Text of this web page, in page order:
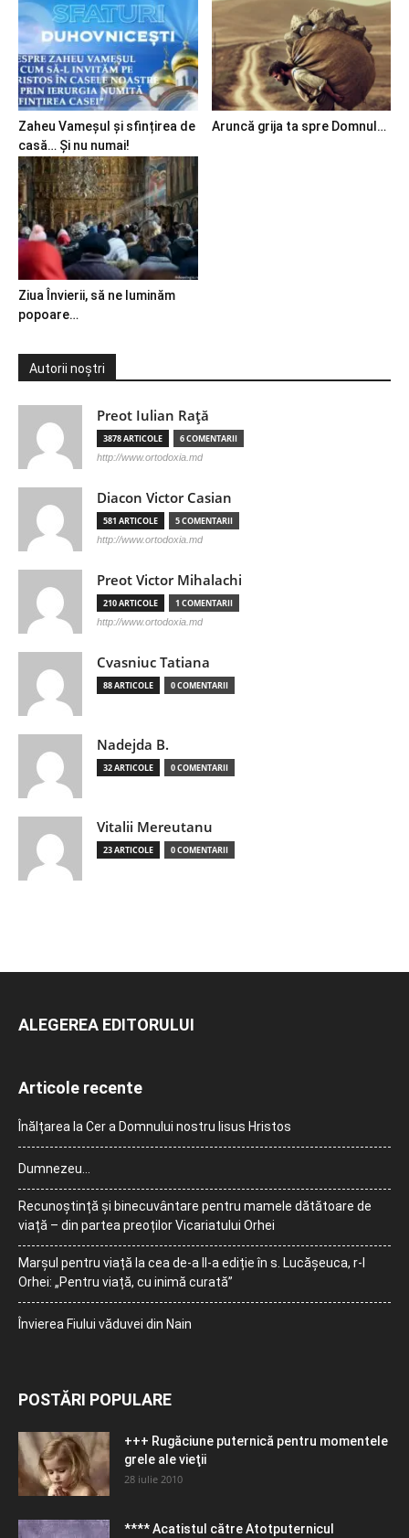
Zaheu Vameșul și sfințirea de
casă… Și nu numai!
Aruncă grija ta spre Domnul…
Ziua Învierii, să ne luminăm
popoare…
Autorii noștri
Preot Iulian Raţă
3878 ARTICOLE 6 COMENTARII
http://www.ortodoxia.md
Diacon Victor Casian
581 ARTICOLE 5 COMENTARII
http://www.ortodoxia.md
Preot Victor Mihalachi
210 ARTICOLE 1 COMENTARII
http://www.ortodoxia.md
Cvasniuc Tatiana
88 ARTICOLE 0 COMENTARII
Nadejda B.
32 ARTICOLE 0 COMENTARII
Vitalii Mereutanu
23 ARTICOLE 0 COMENTARII
ALEGEREA EDITORULUI
Articole recente
Înălțarea la Cer a Domnului nostru Iisus Hristos
Dumnezeu…
Recunoștință și binecuvântare pentru mamele dătătoare de
viață – din partea preoților Vicariatului Orhei
Marșul pentru viață la cea de-a II-a ediție în s. Lucășeuca, r-l
Orhei: „Pentru viață, cu inimă curată”
Învierea Fiului văduvei din Nain
POSTĂRI POPULARE
+++ Rugăciune puternică pentru momentele
grele ale vieţii
28 iulie 2010
**** Acatistul către Atotputernicul